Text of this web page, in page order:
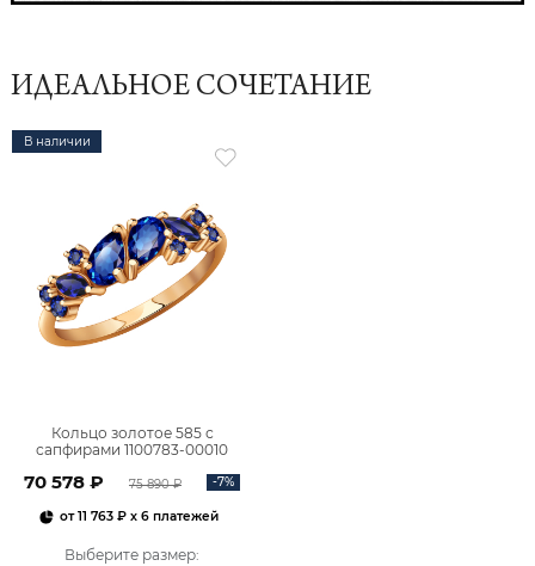
ИДЕАЛЬНОЕ СОЧЕТАНИЕ
В наличии
Кольцо золотое 585 с
сапфирами 1100783-00010
70 578 ₽ 75 890 ₽ -7%
от11 763 ₽ x 6 платежей
Выберите размер: